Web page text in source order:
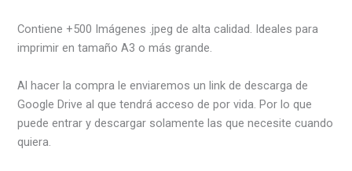
Contiene +500 Imágenes .jpeg de alta calidad. Ideales para
imprimir en tamaño A3 o más grande.
Al hacer la compra le enviaremos un link de descarga de
Google Drive al que tendrá acceso de por vida. Por lo que
puede entrar y descargar solamente las que necesite cuando
quiera.